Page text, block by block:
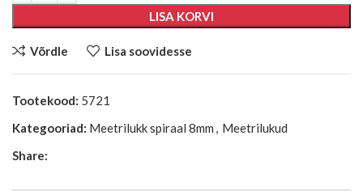
LISA KORVI
Võrdle Lisa soovidesse
Tootekood: 5721
Kategooriad: Meetrilukk spiraal 8mm , Meetrilukud
Share: